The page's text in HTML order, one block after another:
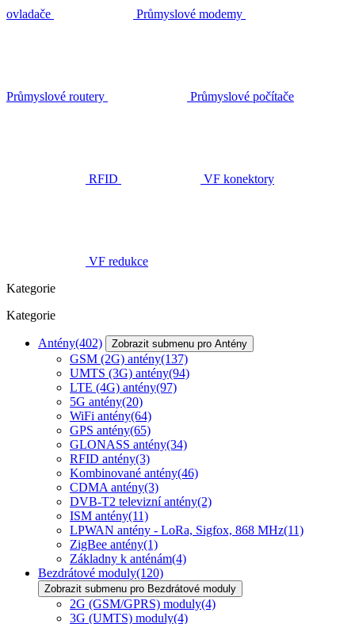
ovladače Průmyslové modemy
Průmyslové routery Průmyslové počítače
RFID VF konektory
VF redukce
Kategorie
Kategorie
Antény(402) Zobrazit submenu pro Antény
GSM (2G) antény(137)
UMTS (3G) antény(94)
LTE (4G) antény(97)
5G antény(20)
WiFi antény(64)
GPS antény(65)
GLONASS antény(34)
RFID antény(3)
Kombinované antény(46)
CDMA antény(3)
DVB-T2 televizní antény(2)
ISM antény(11)
LPWAN antény - LoRa, Sigfox, 868 MHz(11)
ZigBee antény(1)
Základny k anténám(4)
Bezdrátové moduly(120)
Zobrazit submenu pro Bezdrátové moduly
2G (GSM/GPRS) moduly(4)
3G (UMTS) moduly(4)